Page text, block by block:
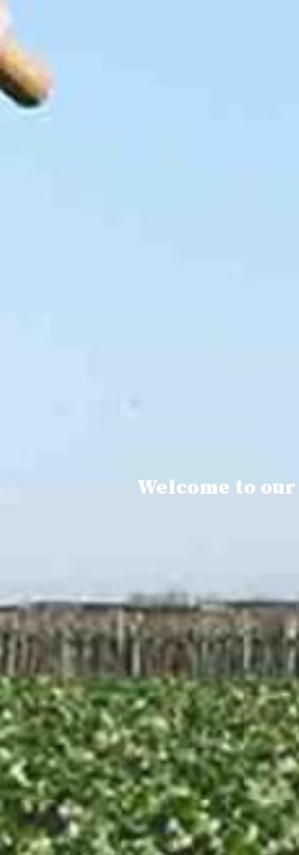
Welcome to